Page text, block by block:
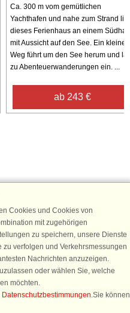
Ca. 300 m vom gemütlichen
Yachthafen und nahe zum Strand
dieses Ferienhaus an einem
mit Aussicht auf den See. Ein kleiner
Weg führt um den See herum und
zu Abenteuerwanderungen ein. ...
ab 243 €
Fans an
von 25 € für Ihren nächsten
für den DanCenter Newsletter
Angebote, Gewinnspiele und
Cookies und Cookies von
mit zugehörigen
zu speichern, unsere Dienste
verfolgen und Verkehrsmessungen
Nachrichten anzuzeigen.
oder wählen Sie, welche
möchten.
.Sie können